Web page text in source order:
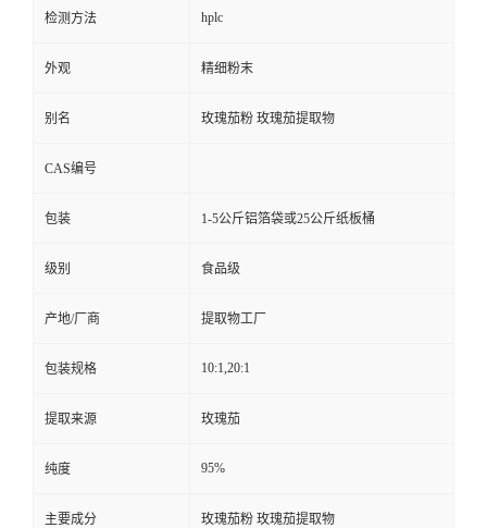
检测方法 hplc
外观 精细粉末
别名 玫瑰茄粉 玫瑰茄提取物
CAS编号
包装 1-5公斤铝箔袋或25公斤纸板桶
级别 食品级
产地/厂商 提取物工厂
包装规格 10:1,20:1
提取来源 玫瑰茄
纯度 95%
主要成分 玫瑰茄粉 玫瑰茄提取物